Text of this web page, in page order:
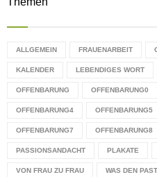
ALLGEMEIN FRAUENARBEIT
KALENDER LEBENDIGES WORT
OFFENBARUNG OFFENBARUNG0
OFFENBARUNG4 OFFENBARUNG5
OFFENBARUNG7 OFFENBARUNG8
PASSIONSANDACHT PLAKATE
VON FRAU ZU FRAU WAS DEN